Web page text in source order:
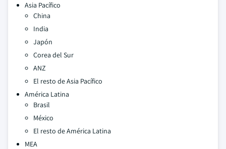
Asia Pacífico
China
India
Japón
Corea del Sur
ANZ
El resto de Asia Pacífico
América Latina
Brasil
México
El resto de América Latina
MEA